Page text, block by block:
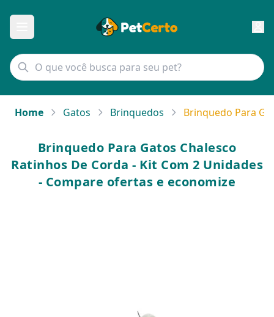
Home Gatos Brinquedos Brinquedo Para
Brinquedo Para Gatos Chalesco
Ratinhos De Corda - Kit Com 2 Unidades
- Compare ofertas e economize